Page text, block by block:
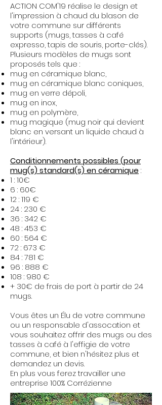
ACTION COM'19 réalise le design et
l'impression à chaud du blason de
votre commune sur différents
supports (mugs, tasses à café
expresso, tapis de souris, porte-clés).
Plusieurs modèles de mugs sont
proposés tels que :
mug en céramique blanc,
mug en céramique blanc coniques,
mug en verre dépoli,
mug en inox,
mug en polymère,
mug magique (mug noir qui devient
blanc en versant un liquide chaud à
l'intérieur).​
Conditionnements possibles (pour
mug(s) standard(s) en céramique :
1 : 10€
6 : 60€
12 : 119 €
24 : 230 €
36 : 342 €
48 : 453 €
60 : 564 €
72 : 673 €
84 : 781 €
96 : 888 €
108 : 980 €
+ 30€ de frais de port à partir de 24
mugs.
Vous êtes un Élu de votre commune
ou un responsable d'assocation et
vous souhaitez offrir des mugs ou des
tasses à café à l'effigie de votre
commune, et bien n'hésitez plus et
demandez un devis.
En plus vous ferez travailler une
entreprise 100% Corrézienne